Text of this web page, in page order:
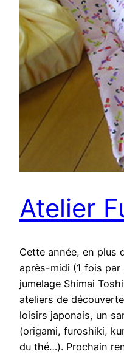
Atelier
Cette année, en plus
après-midi (1 fois par
jumelage Shimai
ateliers de
loisirs japonais, un
(origami, furoshiki,
du thé…). Prochain